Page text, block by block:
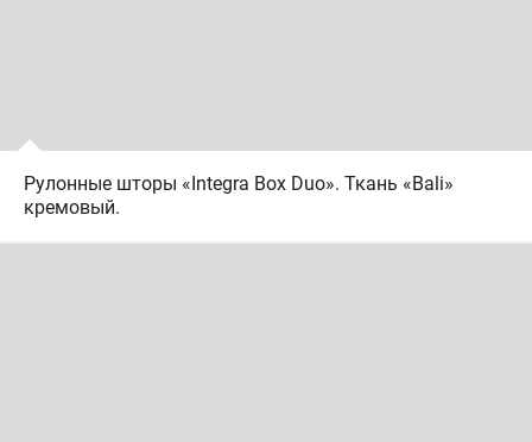
Рулонные шторы «Integra Box Duo». Ткань «Bali»
кремовый.